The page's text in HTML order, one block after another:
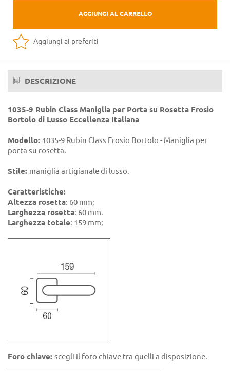
AGGIUNGI AL CARRELLO
Aggiungi ai preferiti
DESCRIZIONE
1035-9 Rubin Class Maniglia per Porta su Rosetta Frosio
Bortolo di Lusso Eccellenza Italiana
Modello: 1035-9 Rubin Class Frosio Bortolo - Maniglia per
porta su rosetta.
Stile: maniglia artigianale di lusso.
Caratteristiche:
Altezza rosetta: 60 mm;
Larghezza rosetta: 60 mm.
Larghezza totale: 159 mm;
Foro chiave: scegli il foro chiave tra quelli a disposizione.